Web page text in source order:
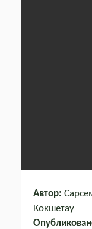
Автор:
Кокшетау